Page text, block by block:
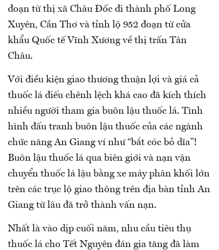
đoạn từ thị xã Châu Đốc đi thành phố Long
Xuyên, Cần Thơ và tỉnh lộ 952 đoạn từ cửa
khẩu Quốc tế Vĩnh Xương về thị trấn Tân
Châu.
Với điều kiện giao thương thuận lợi và giá cả
thuốc lá điếu chênh lệch khá cao đã kích thích
nhiều người tham gia buôn lậu thuốc lá. Tình
hình đấu tranh buôn lậu thuốc của các ngành
chức năng An Giang ví như “bắt cóc bỏ dĩa”!
Buôn lậu thuốc lá qua biên giới và nạn vận
chuyển thuốc lá lậu bằng xe máy phân khối lớn
trên các trục lộ giao thông trên địa bàn tỉnh An
Giang từ lâu đã trở thành vấn nạn.
Nhất là vào dịp cuối năm, nhu cầu tiêu thụ
thuốc lá cho Tết Nguyên đán gia tăng đã làm